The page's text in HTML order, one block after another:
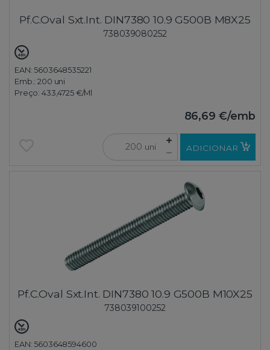
Pf.C.Oval Sxt.Int. DIN7380 10.9 G500B M8X25
738039080252
EAN: 5603648535221
Emb.:200 uni
Preço: 433,4725 €/Ml
86,69 €/emb
uni ADICIONAR
Pf.C.Oval Sxt.Int. DIN7380 10.9 G500B M10X25
738039100252
EAN: 5603648594600